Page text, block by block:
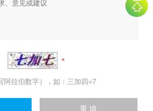
阿拉伯数字），如：三加四=7